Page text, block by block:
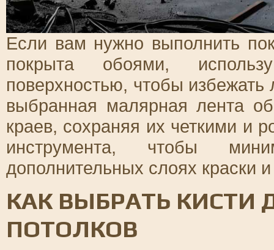
Если вам нужно выполнить
покрыта обоями,
поверхностью, чтобы
выбранная малярная лента
краев, сохраняя их четкими и
инструмента, чтобы
дополнительных слоях краски
КАК ВЫБРАТЬ КИСТИ
ПОТОЛКОВ